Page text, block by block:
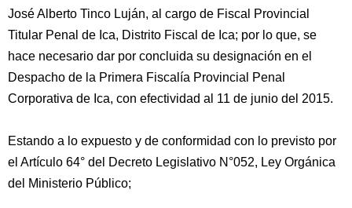
José Alberto Tinco Luján, al cargo de Fiscal Provincial
Titular Penal de Ica, Distrito Fiscal de Ica; por lo que, se
hace necesario dar por concluida su designación en el
Despacho de la Primera Fiscalía Provincial Penal
Corporativa de Ica, con efectividad al 11 de junio del 2015.
Estando a lo expuesto y de conformidad con lo previsto por
el Artículo 64° del Decreto Legislativo N°052, Ley Orgánica
del Ministerio Público;